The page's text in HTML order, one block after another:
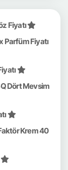
Fiyatı
Parfüm Fiyatı
Dört Mevsim
Krem 40